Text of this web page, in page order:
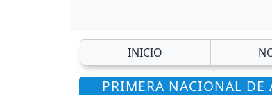
INICIO
PRIMERA NACIONAL DE